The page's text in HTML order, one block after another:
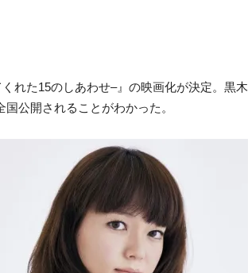
れた15のしあわせ–』の映画化が決定。黒木
公開されることがわかった。